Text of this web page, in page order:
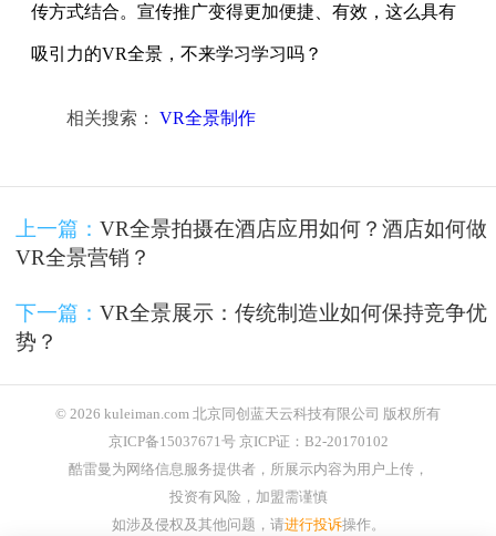
传方式结合。宣传推广变得更加便捷、有效，这么具有
吸引力的VR全景，不来学习学习吗？
相关搜索： VR全景制作
上一篇： VR全景拍摄在酒店应用如何？酒店如何做
VR全景营销？
下一篇： VR全景展示：传统制造业如何保持竞争优
势？
© 2026 kuleiman.com 北京同创蓝天云科技有限公司 版权所有
京ICP备15037671号 京ICP证：B2-20170102
酷雷曼为网络信息服务提供者，所展示内容为用户上传，
投资有风险，加盟需谨慎
如涉及侵权及其他问题，请进行投诉操作。